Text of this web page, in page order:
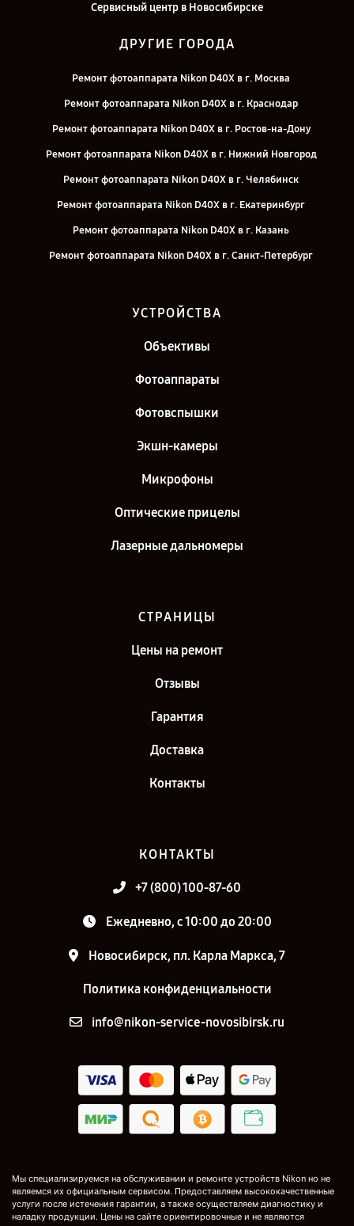
Сервисный центр в Новосибирске
ДРУГИЕ ГОРОДА
Ремонт фотоаппарата Nikon D40X в г. Москва
Ремонт фотоаппарата Nikon D40X в г. Краснодар
Ремонт фотоаппарата Nikon D40X в г. Ростов-на-Дону
Ремонт фотоаппарата Nikon D40X в г. Нижний Новгород
Ремонт фотоаппарата Nikon D40X в г. Челябинск
Ремонт фотоаппарата Nikon D40X в г. Екатеринбург
Ремонт фотоаппарата Nikon D40X в г. Казань
Ремонт фотоаппарата Nikon D40X в г. Санкт-Петербург
УСТРОЙСТВА
Объективы
Фотоаппараты
Фотовспышки
Экшн-камеры
Микрофоны
Оптические прицелы
Лазерные дальномеры
СТРАНИЦЫ
Цены на ремонт
Отзывы
Гарантия
Доставка
Контакты
КОНТАКТЫ
+7 (800) 100-87-60
Ежедневно, с 10:00 до 20:00
Новосибирск, пл. Карла Маркса, 7
Политика конфиденциальности
info@nikon-service-novosibirsk.ru
Мы специализируемся на обслуживании и ремонте устройств Nikon но не
являемся их официальным сервисом. Предоставляем высококачественные
услуги после истечения гарантии, а также осуществляем диагностику и
наладку продукции. Цены на сайте ориентировочные и не являются